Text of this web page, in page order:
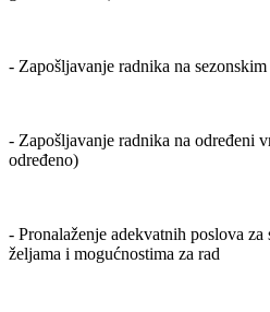
- Zapošljavanje radnika na
- Zapošljavanje radnika na određeni
određeno)
- Pronalaženje adekvatnih poslova
željama i mogućnostima za rad